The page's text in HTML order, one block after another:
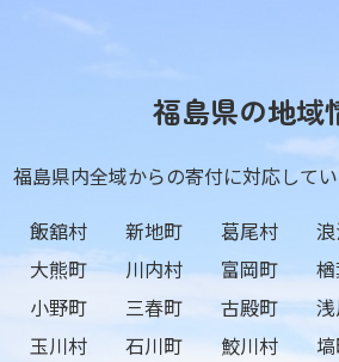
福島県の地域
福島県内全域からの寄付に対応してい
飯舘村
新地町 葛尾村
大熊町
川内村 富岡町
小野町
三春町 古殿町
玉川村
石川町 鮫川村